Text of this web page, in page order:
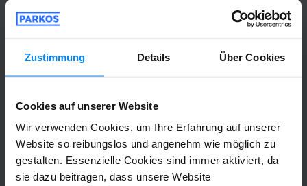
Zustimmung Details Über Cookies
Cookies auf unserer Website
Wir verwenden Cookies, um Ihre Erfahrung auf unserer
Website so reibungslos und angenehm wie möglich zu
gestalten. Essenzielle Cookies sind immer aktiviert, da
sie dazu beitragen, dass unsere Website
Es hat alles Reibungslos funktioniert Top.
Es hat alles Reibungslos funktioniert Top.